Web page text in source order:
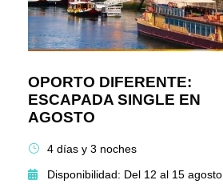
OPORTO DIFERENTE:
ESCAPADA SINGLE EN
AGOSTO
4 días y 3 noches
Disponibilidad: Del 12 al 15 agosto